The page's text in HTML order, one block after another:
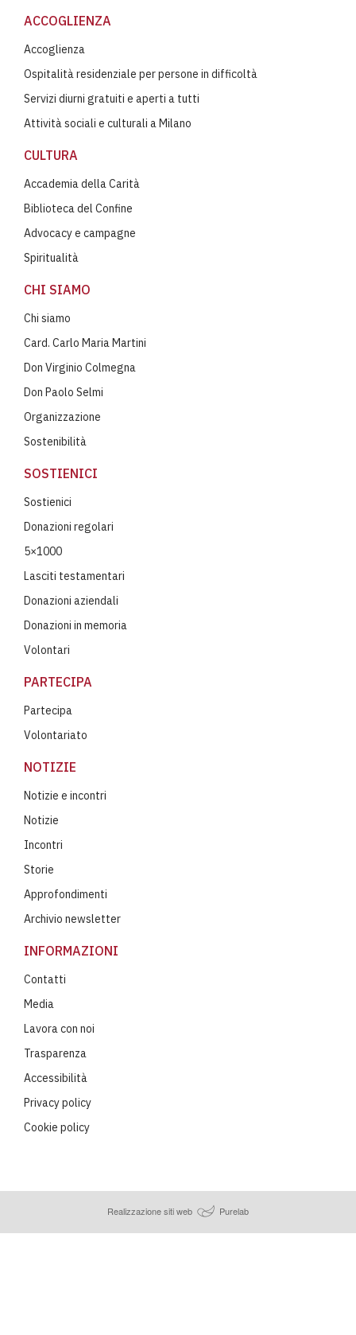
ACCOGLIENZA
Accoglienza
Ospitalità residenziale per persone in difficoltà
Servizi diurni gratuiti e aperti a tutti
Attività sociali e culturali a Milano
CULTURA
Accademia della Carità
Biblioteca del Confine
Advocacy e campagne
Spiritualità
CHI SIAMO
Chi siamo
Card. Carlo Maria Martini
Don Virginio Colmegna
Don Paolo Selmi
Organizzazione
Sostenibilità
SOSTIENICI
Sostienici
Donazioni regolari
5×1000
Lasciti testamentari
Donazioni aziendali
Donazioni in memoria
Volontari
PARTECIPA
Partecipa
Volontariato
NOTIZIE
Notizie e incontri
Notizie
Incontri
Storie
Approfondimenti
Archivio newsletter
INFORMAZIONI
Contatti
Media
Lavora con noi
Trasparenza
Accessibilità
Privacy policy
Cookie policy
Realizzazione siti web Purelab